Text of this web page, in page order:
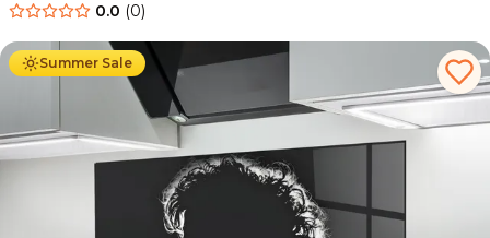
0.0 (0)
Summer Sale
Ab 69.90 € 34.90